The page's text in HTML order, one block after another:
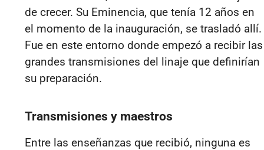
de crecer. Su Eminencia, que tenía 12 años en
el momento de la inauguración, se trasladó allí.
Fue en este entorno donde empezó a recibir las
grandes transmisiones del linaje que definirían
su preparación.
Transmisiones y maestros
Entre las enseñanzas que recibió, ninguna es